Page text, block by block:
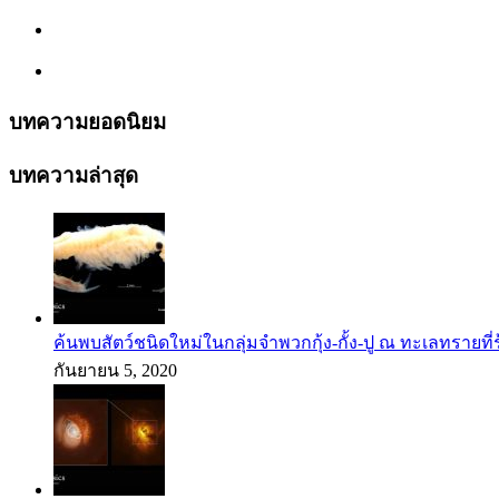
บทความยอดนิยม
บทความล่าสุด
ค้นพบสัตว์ชนิดใหม่ในกลุ่มจำพวกกุ้ง-กั้ง-ปู ณ ทะเลทราย
กันยายน 5, 2020